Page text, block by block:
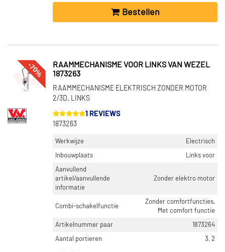
Bestellen
-70%
RAAMMECHANISME VOOR LINKS VAN WEZEL
1873263
RAAMMECHANISME ELEKTRISCH ZONDER MOTOR
2/3D. LINKS
1 REVIEWS
1873263
Werkwijze
Electrisch
Inbouwplaats
Links voor
Aanvullend
artikel/aanvullende
informatie
Zonder elektro motor
Combi-schakelfunctie
Zonder comfortfuncties,
Met comfort functie
Artikelnummer paar
1873264
Aantal portieren
3, 2